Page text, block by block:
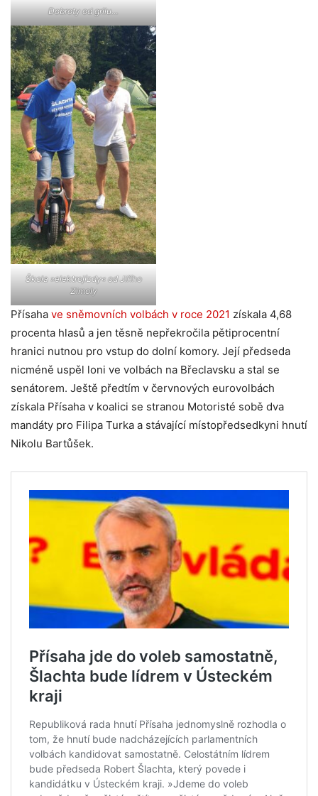
Dobroty od grilu…
Škola »elektrojízdy« od Jiřího
Zimoly
Přísaha ve sněmovních volbách v roce 2021 získala 4,68
procenta hlasů a jen těsně nepřekročila pětiprocentní
hranici nutnou pro vstup do dolní komory. Její předseda
nicméně uspěl loni ve volbách na Břeclavsku a stal se
senátorem. Ještě předtím v červnových eurovolbách
získala Přísaha v koalici se stranou Motoristé sobě dva
mandáty pro Filipa Turka a stávající místopředsedkyni hnutí
Nikolu Bartůšek.